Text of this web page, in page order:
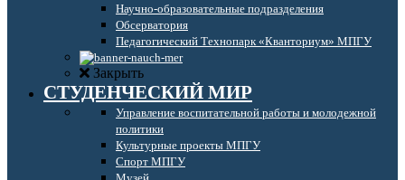
Научно-образовательные подразделения
Обсерватория
Педагогический Технопарк «Кванториум» МПГУ
Закрыть
СТУДЕНЧЕСКИЙ МИР
Управление воспитательной работы и молодежной
политики
Культурные проекты МПГУ
Спорт МПГУ